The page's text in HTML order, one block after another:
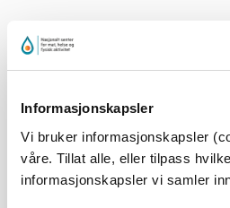
Informasjonskapsler
Vi bruker informasjonskapsler
våre. Tillat alle, eller tilpass
informasjonskapsler vi samler
Du måakseptere
se dette